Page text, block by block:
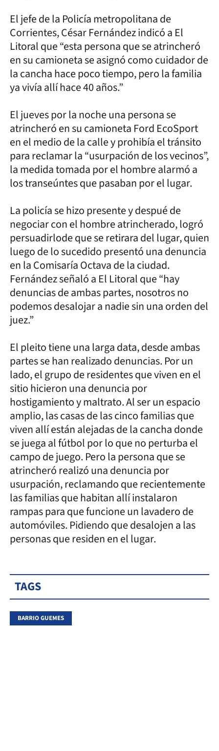
El jefe de la Policía metropolitana de
Corrientes, César Fernández indicó a El
Litoral que “esta persona que se atrincheró
en su camioneta se asignó como cuidador de
la cancha hace poco tiempo, pero la familia
ya vivía allí hace 40 años.”
El jueves por la noche una persona se
atrincheró en su camioneta Ford EcoSport
en el medio de la calle y prohibía el tránsito
para reclamar la “usurpación de los vecinos”,
la medida tomada por el hombre alarmó a
los transeúntes que pasaban por el lugar.
La policía se hizo presente y despué de
negociar con el hombre atrincherado, logró
persuadirlode que se retirara del lugar, quien
luego de lo sucedido presentó una denuncia
en la Comisaría Octava de la ciudad.
Fernández señaló a El Litoral que “hay
denuncias de ambas partes, nosotros no
podemos desalojar a nadie sin una orden del
juez.”
El pleito tiene una larga data, desde ambas
partes se han realizado denuncias. Por un
lado, el grupo de residentes que viven en el
sitio hicieron una denuncia por
hostigamiento y maltrato. Al ser un espacio
amplio, las casas de las cinco familias que
viven allí están alejadas de la cancha donde
se juega al fútbol por lo que no perturba el
campo de juego. Pero la persona que se
atrincheró realizó una denuncia por
usurpación, reclamando que recientemente
las familias que habitan allí instalaron
rampas para que funcione un lavadero de
automóviles. Pidiendo que desalojen a las
personas que residen en el lugar.
TAGS
BARRIO GUEMES